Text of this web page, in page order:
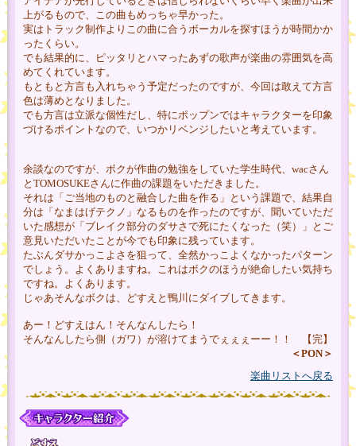
上がるもので、この曲もめっちゃ早かった。
実はトラック制作よりこの曲に合うボーカルを探すほうが時間かか
ったくらい。
でも結果的に、ピッタリとハマったあずの歌声が楽曲の雰囲気を高
めてくれています。
もともと方言も入れちゃう予定だったのですが、今回は敢えて方言
色は薄めとなりました。
でも方言は立派な個性だし、特にポップンではキャラクターを印象
づけるポイントなので、いつかリベンジしたいと考えています。
余談なのですが、ボクが作曲の勉強をしていた学生時代、wacさん
とTOMOSUKEさんに作曲の課題をいただきました。
それは「ご当地のものと融合した曲を作る」という課題で、結果自
分は「なまはげテクノ」なるものを作ったのですが、聞いていただ
いた感想が「ブレイク部分のダサさで死にたくなった（笑）」とご
意見いただいたことが今でも印象に残っています。
たぶんダサかっこよさを狙って、全然かっこよくなかったパターン
でしょう。よくありますね。これはボクのほうが絶命したい気持ち
ですね。よくあります。
じゃあそんなボクは、どすえと鴨川にダイブしてきます。
あー！どすえはん！そんなんしたら！
そんなんしたら側（ガワ）が溶けてまうでぇぇぇーー！！ 【完】
＜PON＞
楽曲リストへ戻る